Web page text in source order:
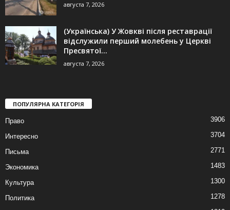
августа 7, 2026
(Українська) У Жовкві після реставрації
відслужили перший молебень у Церкві
Пресвятої...
августа 7, 2026
ПОПУЛЯРНА КАТЕГОРІЯ
Право 3906
Интересно 3704
Письма 2771
Экономика 1483
Культура 1300
Политика 1278